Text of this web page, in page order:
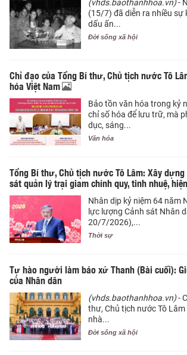
(vhds.baothanhhoa.vn)-
(15/7) đã diễn ra nhiều sự
dấu ấn...
Đời sống xã hội
Chỉ đạo của Tổng Bí thư, Chủ tịch nước Tô
hóa Việt Nam
Bảo tồn văn hóa trong kỷ
chỉ số hóa để lưu trữ, mà
dục, sáng...
Văn hóa
Tổng Bí thư, Chủ tịch nước Tô Lâm: Xây
sát quản lý trại giam chính quy, tinh nhuệ,
Nhân dịp kỷ niệm 64 năm
lực lượng Cảnh sát Nhân
20/7/2026),...
Thời sự
Tự hào người làm báo xứ Thanh (Bài cuối):
của Nhân dân
(vhds.baothanhhoa.vn)-
thư, Chủ tịch nước Tô
nhà...
Đời sống xã hội